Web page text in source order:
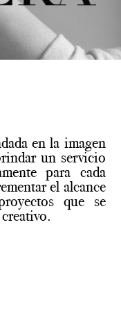
en la imagen
un servicio
para cada
el alcance
que se